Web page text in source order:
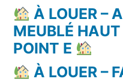
À LOUER –
MEUBLÉ
POINT E
À LOUER –